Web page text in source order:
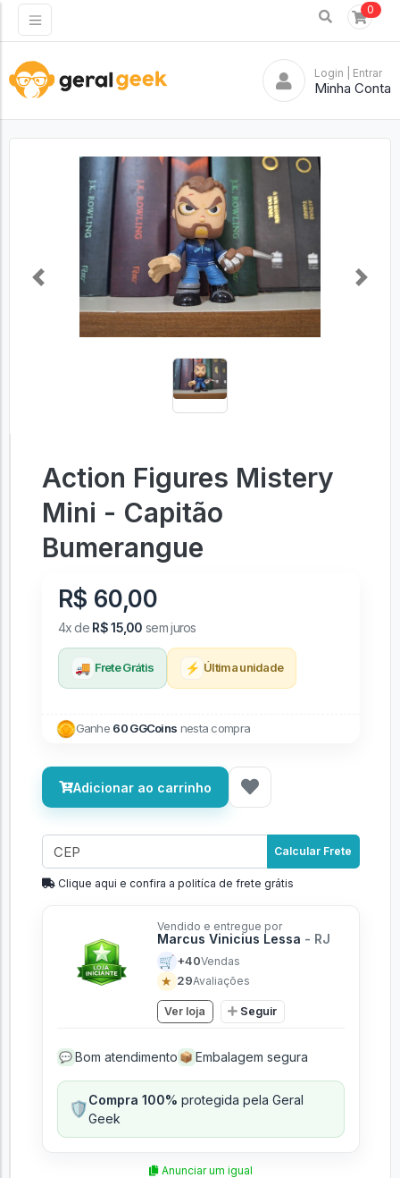
0
Login | Entrar
Minha Conta
Previous Next
Action Figures Mistery
Mini - Capitão
Bumerangue
R$ 60,00
4x de R$ 15,00 sem juros
🚚 Frete Grátis ⚡ Última unidade
Ganhe 60 GGCoins nesta compra
Adicionar ao carrinho
Calcular Frete
Clique aqui e confira a politíca de frete grátis
Vendido e entregue por
Marcus Vinicius Lessa - RJ
🛒 +40Vendas
★ 29Avaliações
Ver loja Seguir
💬 Bom atendimento 📦 Embalagem segura
🛡️Compra 100% protegida pela Geral
Geek
Anunciar um igual